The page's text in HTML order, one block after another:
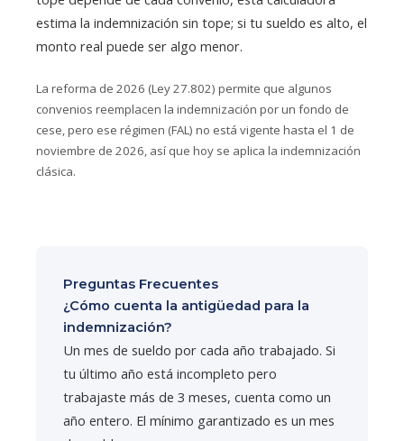
estima la indemnización sin tope; si tu sueldo es alto, el
monto real puede ser algo menor.
La reforma de 2026 (Ley 27.802) permite que algunos
convenios reemplacen la indemnización por un fondo de
cese, pero ese régimen (FAL) no está vigente hasta el 1 de
noviembre de 2026, así que hoy se aplica la indemnización
clásica.
Preguntas Frecuentes
¿Cómo cuenta la antigüedad para la
indemnización?
Un mes de sueldo por cada año trabajado. Si
tu último año está incompleto pero
trabajaste más de 3 meses, cuenta como un
año entero. El mínimo garantizado es un mes